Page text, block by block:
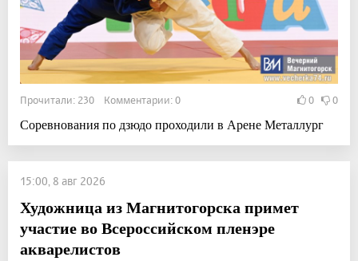
Прочитали: 230 Комментарии: 0 0 0
Соревнования по дзюдо проходили в Арене Металлург
15:00, 8 авг 2026
Художница из Магнитогорска примет
участие во Всероссийском пленэре
акварелистов